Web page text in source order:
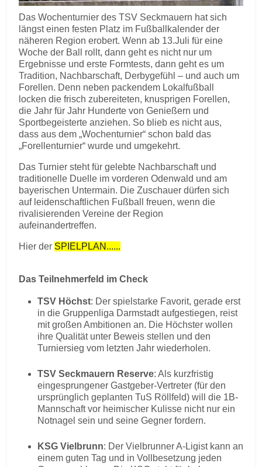
Das Wochenturnier des TSV Seckmauern hat sich
längst einen festen Platz im Fußballkalender der
näheren Region erobert. Wenn ab 13.Juli für eine
Woche der Ball rollt, dann geht es nicht nur um
Ergebnisse und erste Formtests, dann geht es um
Tradition, Nachbarschaft, Derbygefühl – und auch um
Forellen. Denn neben packendem Lokalfußball
locken die frisch zubereiteten, knusprigen Forellen,
die Jahr für Jahr Hunderte von Genießern und
Sportbegeisterte anziehen. So blieb es nicht aus,
dass aus dem „Wochenturnier“ schon bald das
„Forellenturnier“ wurde und umgekehrt.
Das Turnier steht für gelebte Nachbarschaft und
traditionelle Duelle im vorderen Odenwald und am
bayerischen Untermain. Die Zuschauer dürfen sich
auf leidenschaftlichen Fußball freuen, wenn die
rivalisierenden Vereine der Region
aufeinandertreffen.
Hier der SPIELPLAN......
Das Teilnehmerfeld im Check
TSV Höchst: Der spielstarke Favorit, gerade erst
in die Gruppenliga Darmstadt aufgestiegen, reist
mit großen Ambitionen an. Die Höchster wollen
ihre Qualität unter Beweis stellen und den
Turniersieg vom letzten Jahr wiederholen.
TSV Seckmauern Reserve: Als kurzfristig
eingesprungener Gastgeber-Vertreter (für den
ursprünglich geplanten TuS Röllfeld) will die 1B-
Mannschaft vor heimischer Kulisse nicht nur ein
Notnagel sein und seine Gegner fordern.
KSG Vielbrunn: Der Vielbrunner A-Ligist kann an
einem guten Tag und in Vollbesetzung jeden